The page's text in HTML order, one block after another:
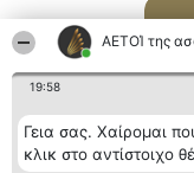
ΑΕΤΟΊ της
19:58
Γεια σας. Χαίρομαι
κλικ στο αντίστοιχο